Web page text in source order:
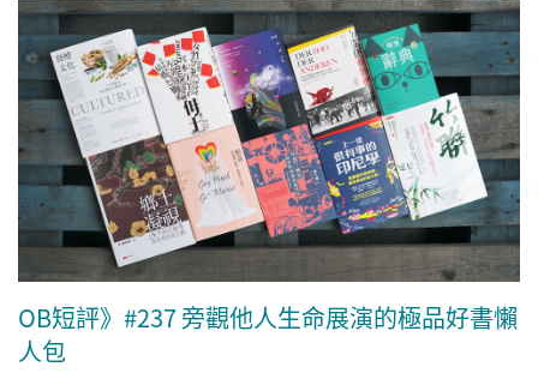
OB短評》#237 旁觀他人生命展演的極品好書懶
人包